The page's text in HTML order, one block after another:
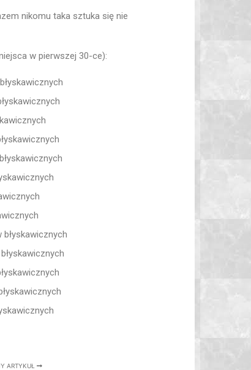
nikomu taka sztuka się nie
w pierwszej 30-ce):
ARTYKUŁ